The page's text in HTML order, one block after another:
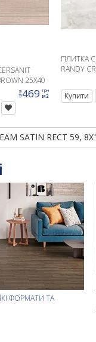
25X40
ціна469 грн
м2
ПЛИТКА
RANDY
RECT
Купити
SATIN RECT 59,
ФОРМАТИ ТА